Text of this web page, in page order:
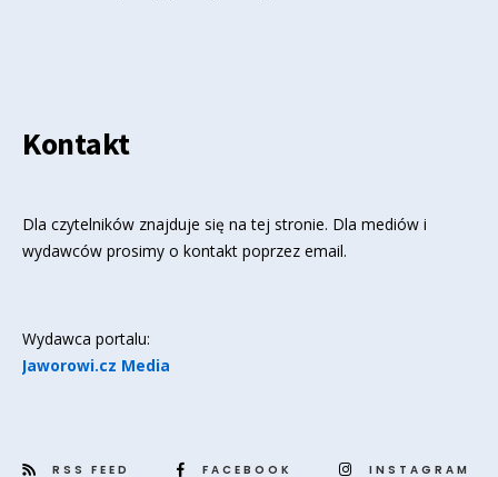
Kontakt
Dla czytelników znajduje się na tej stronie. Dla mediów i
wydawców prosimy o kontakt poprzez email.
Wydawca portalu:
Jaworowi.cz Media
RSS FEED FACEBOOK INSTAGRAM